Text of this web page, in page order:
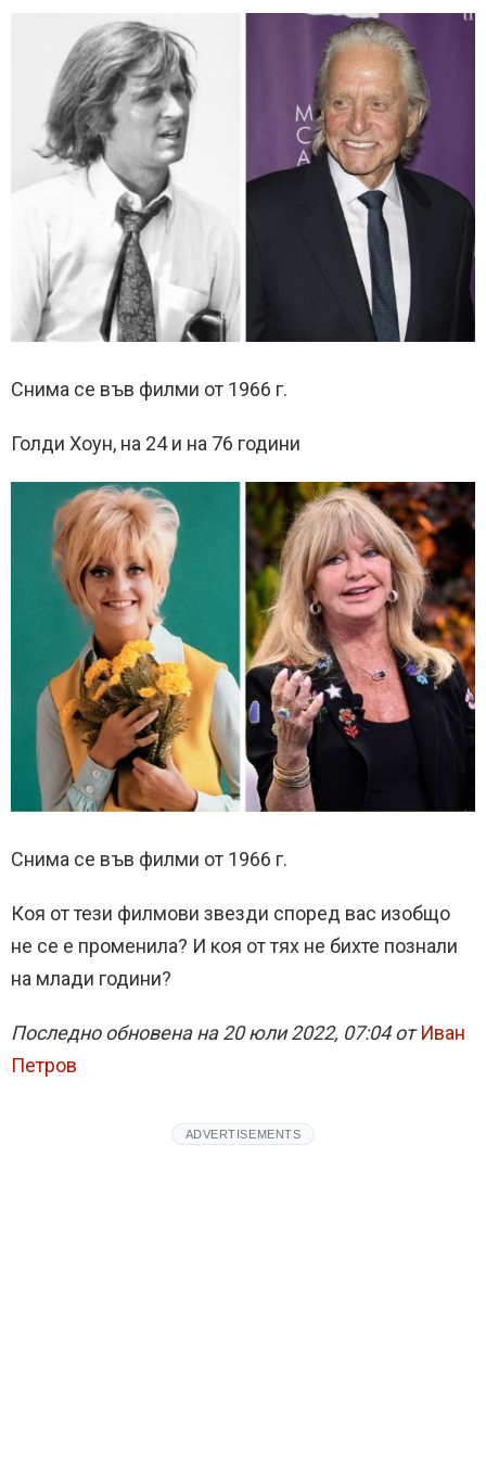
Снима се във филми от 1966 г.
Голди Хоун, на 24 и на 76 години
Снима се във филми от 1966 г.
Коя от тези филмови звезди според вас изобщо
не се е променила? И коя от тях не бихте познали
на млади години?
Последно обновена на 20 юли 2022, 07:04 от Иван
Петров
ADVERTISEMENTS